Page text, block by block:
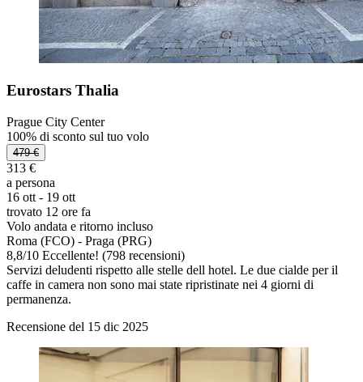
Eurostars Thalia
Prague City Center
100% di sconto sul tuo volo
479 €
313 €
a persona
16 ott - 19 ott
trovato 12 ore fa
Volo andata e ritorno incluso
Roma (FCO) - Praga (PRG)
8,8/10 Eccellente! (798 recensioni)
Servizi deludenti rispetto alle stelle dell hotel. Le due cialde per il
caffe in camera non sono mai state ripristinate nei 4 giorni di
permanenza.
Recensione del 15 dic 2025